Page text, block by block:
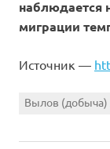
наблюдается
миграции
Источник —
Вылов (добыча)